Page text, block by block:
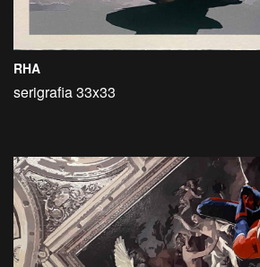
RHA
serigrafia 33x33